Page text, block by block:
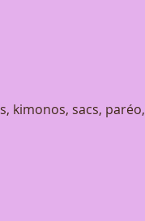
kimonos, sacs, paréo,